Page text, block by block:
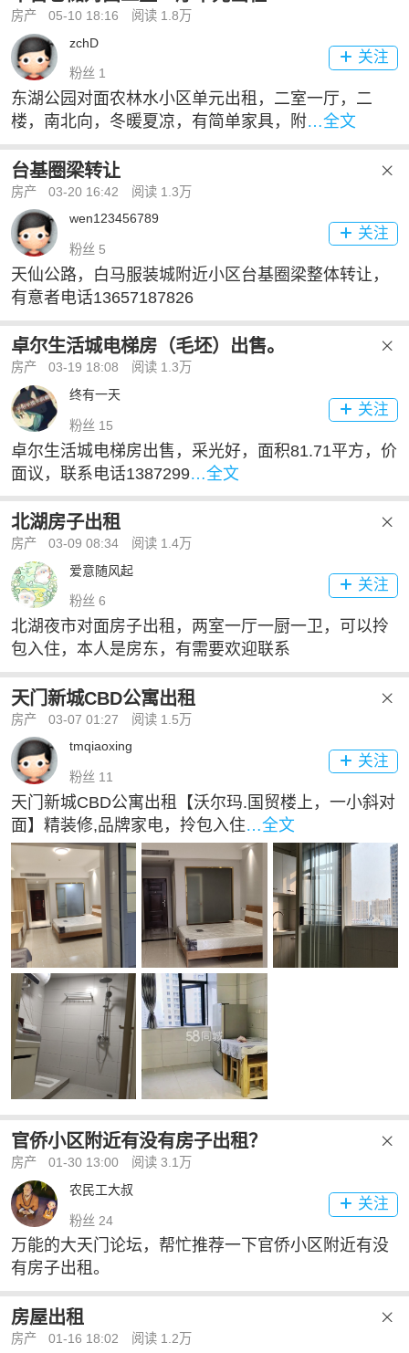
房产 05-10 18:16
阅读 1.8万
zchD
粉丝 1
 关注
东湖公园对面农林水小区单元出租，二室一厅，二
楼，南北向，冬暖夏凉，有简单家具，附…全文
台基圈梁转让 
房产 03-20 16:42
阅读 1.3万
wen123456789
粉丝 5
 关注
天仙公路，白马服装城附近小区台基圈梁整体转让，
有意者电话13657187826
卓尔生活城电梯房（毛坯）出售。 
房产 03-19 18:08
阅读 1.3万
终有一天
粉丝 15
 关注
卓尔生活城电梯房出售，采光好，面积81.71平方，价
面议，联系电话1387299…全文
北湖房子出租 
房产 03-09 08:34
阅读 1.4万
爱意随风起
粉丝 6
 关注
北湖夜市对面房子出租，两室一厅一厨一卫，可以拎
包入住，本人是房东，有需要欢迎联系
天门新城CBD公寓出租 
房产 03-07 01:27
阅读 1.5万
tmqiaoxing
粉丝 11
 关注
天门新城CBD公寓出租【沃尔玛.国贸楼上，一小斜对
面】精装修,品牌家电，拎包入住…全文
官侨小区附近有没有房子出租？ 
房产 01-30 13:00
阅读 3.1万
农民工大叔
粉丝 24
 关注
万能的大天门论坛，帮忙推荐一下官侨小区附近有没
有房子出租。
房屋出租 
房产 01-16 18:02 阅读 1.2万